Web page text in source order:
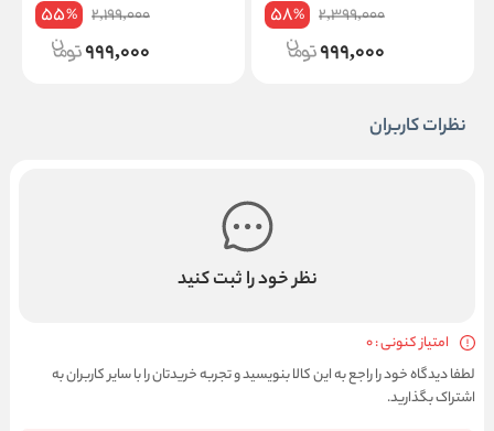
2,399,000
58%
999,000
2,199,000
55%
999,000
نظرات کاربران
نظر خود را ثبت کنید
امتیاز کنونی : 0
لطفا دیدگاه خود را راجع به این کالا بنویسید و تجربه خریدتان را با سایر کاربران به
اشتراک بگذارید.